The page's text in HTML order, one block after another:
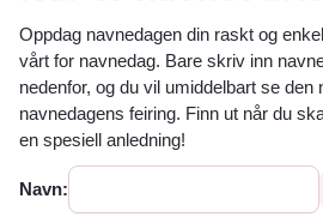
Oppdag navnedagen din raskt og
vårt for navnedag. Bare skriv inn
nedenfor, og du vil umiddelbart se den
navnedagens feiring. Finn ut når du
en spesiell anledning!
Navn: